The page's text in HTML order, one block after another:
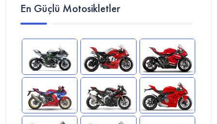
En Güçlü Motosikletler